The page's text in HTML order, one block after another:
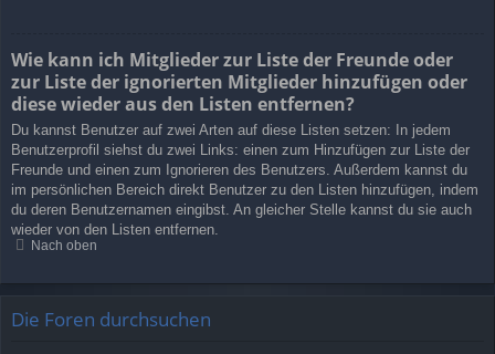
Wie kann ich Mitglieder zur Liste der Freunde oder
zur Liste der ignorierten Mitglieder hinzufügen oder
diese wieder aus den Listen entfernen?
Du kannst Benutzer auf zwei Arten auf diese Listen setzen: In jedem
Benutzerprofil siehst du zwei Links: einen zum Hinzufügen zur Liste der
Freunde und einen zum Ignorieren des Benutzers. Außerdem kannst du
im persönlichen Bereich direkt Benutzer zu den Listen hinzufügen, indem
du deren Benutzernamen eingibst. An gleicher Stelle kannst du sie auch
wieder von den Listen entfernen.
Nach oben
Die Foren durchsuchen